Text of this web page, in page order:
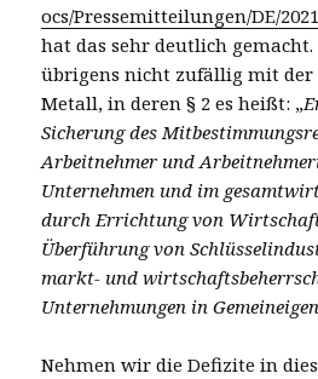
ocs/Pressemitteilungen/DE/
hat das sehr deutlich
übrigens nicht zufällig mit der
Metall, in deren § 2 es heißt: „
Sicherung des
Arbeitnehmer und
Unternehmen und im
durch Errichtung von
Überführung von
markt- und
Unternehmungen in
Nehmen wir die Defizite in